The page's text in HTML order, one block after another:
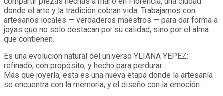
donde el arte y la tradición cobran vida. Trabajamos con
artesanos locales — verdaderos maestros — para dar forma a
joyas que no solo destacan por su calidad, sino por el alma
que contienen.
Es una evolución natural del universo YLIANA YEPEZ:
refinado, con propósito, y hecho para perdurar.
Más que joyería, esta es una nueva etapa donde la artesanía
se encuentra con la memoria, y el diseño con la emoción.